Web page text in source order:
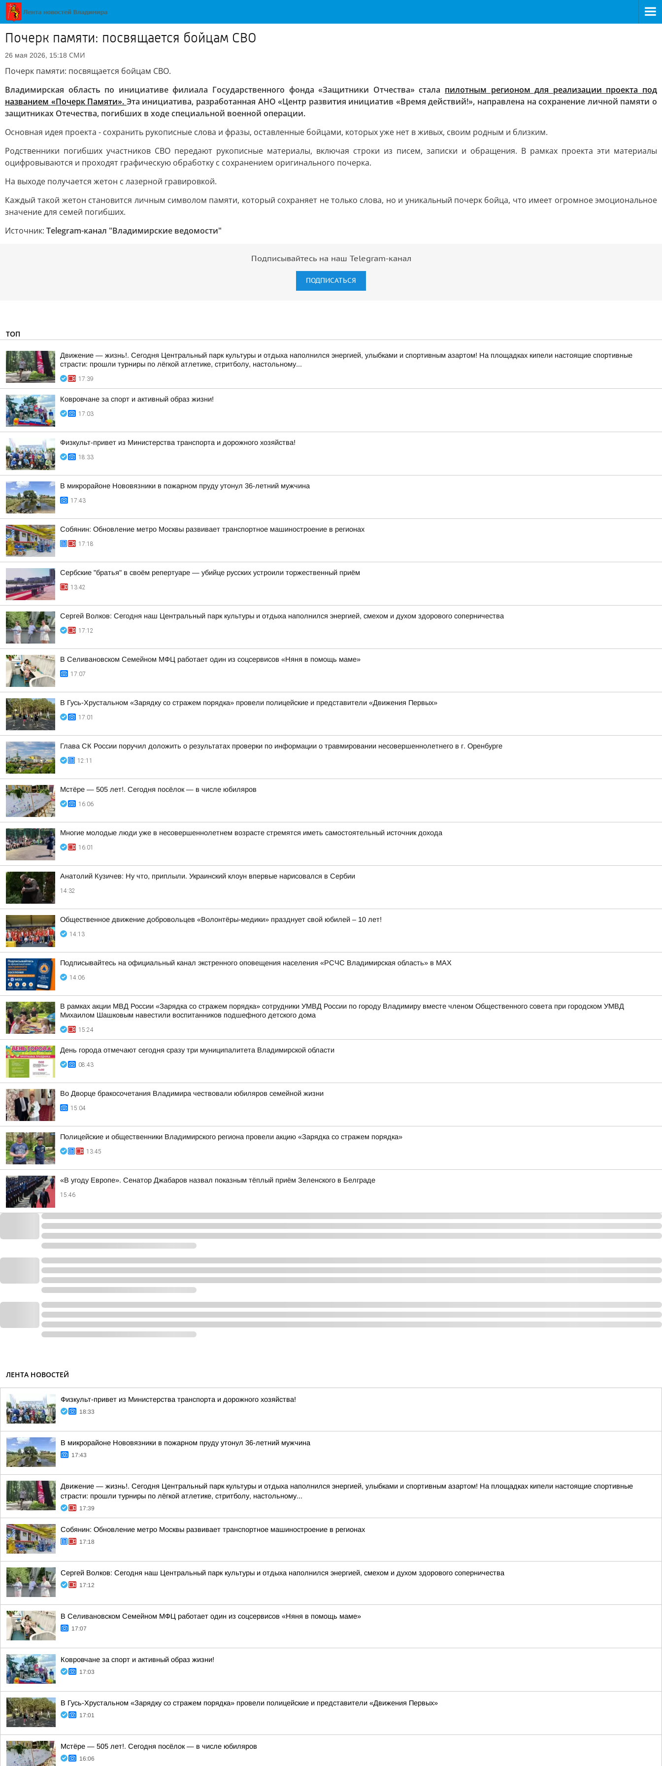
Почерк памяти: посвящается бойцам СВО
26 мая 2026, 15:18 СМИ
Почерк памяти: посвящается бойцам СВО.
Владимирская область по инициативе филиала Государственного фонда «Защитники Отчества» стала пилотным регионом для реализации проекта под
названием «Почерк Памяти». Эта инициатива, разработанная АНО «Центр развития инициатив «Время действий!», направлена на сохранение личной памяти о
защитниках Отечества, погибших в ходе специальной военной операции.
Основная идея проекта - сохранить рукописные слова и фразы, оставленные бойцами, которых уже нет в живых, своим родным и близким.
Родственники погибших участников СВО передают рукописные материалы, включая строки из писем, записки и обращения. В рамках проекта эти материалы
оцифровываются и проходят графическую обработку с сохранением оригинального почерка.
На выходе получается жетон с лазерной гравировкой.
Каждый такой жетон становится личным символом памяти, который сохраняет не только слова, но и уникальный почерк бойца, что имеет огромное эмоциональное
значение для семей погибших.
Источник: Telegram-канал "Владимирские ведомости"
Подписывайтесь на наш Telegram-канал
ПОДПИСАТЬСЯ
ТОП
Движение — жизнь!. Сегодня Центральный парк культуры и отдыха наполнился энергией, улыбками и спортивным азартом! На площадках кипели настоящие спортивные
страсти: прошли турниры по лёгкой атлетике, стритболу, настольному...
17:39
Ковровчане за спорт и активный образ жизни!
17:03
Физкульт-привет из Министерства транспорта и дорожного хозяйства!
18:33
В микрорайоне Нововязники в пожарном пруду утонул 36-летний мужчина
17:43
Собянин: Обновление метро Москвы развивает транспортное машиностроение в регионах
17:18
Сербские "братья" в своём репертуаре — убийце русских устроили торжественный приём
13:42
Сергей Волков: Сегодня наш Центральный парк культуры и отдыха наполнился энергией, смехом и духом здорового соперничества
17:12
В Селивановском Семейном МФЦ работает один из соцсервисов «Няня в помощь маме»
17:07
В Гусь-Хрустальном «Зарядку со стражем порядка» провели полицейские и представители «Движения Первых»
17:01
Глава СК России поручил доложить о результатах проверки по информации о травмировании несовершеннолетнего в г. Оренбурге
12:11
Мстёре — 505 лет!. Сегодня посёлок — в числе юбиляров
16:06
Многие молодые люди уже в несовершеннолетнем возрасте стремятся иметь самостоятельный источник дохода
16:01
Анатолий Кузичев: Ну что, приплыли. Украинский клоун впервые нарисовался в Сербии
14:32
Общественное движение добровольцев «Волонтёры-медики» празднует свой юбилей – 10 лет!
14:13
Подписывайтесь на официальный канал экстренного оповещения населения «РСЧС Владимирская область» в МАХ
14:06
В рамках акции МВД России «Зарядка со стражем порядка» сотрудники УМВД России по городу Владимиру вместе членом Общественного совета при городском УМВД
Михаилом Шашковым навестили воспитанников подшефного детского дома
15:24
День города отмечают сегодня сразу три муниципалитета Владимирской области
08:43
Во Дворце бракосочетания Владимира чествовали юбиляров семейной жизни
15:04
Полицейские и общественники Владимирского региона провели акцию «Зарядка со стражем порядка»
13:45
«В угоду Европе». Сенатор Джабаров назвал показным тёплый приём Зеленского в Белграде
15:46
ЛЕНТА НОВОСТЕЙ
Физкульт-привет из Министерства транспорта и дорожного хозяйства!
18:33
В микрорайоне Нововязники в пожарном пруду утонул 36-летний мужчина
17:43
Движение — жизнь!. Сегодня Центральный парк культуры и отдыха наполнился энергией, улыбками и спортивным азартом! На площадках кипели настоящие спортивные
страсти: прошли турниры по лёгкой атлетике, стритболу, настольному...
17:39
Собянин: Обновление метро Москвы развивает транспортное машиностроение в регионах
17:18
Сергей Волков: Сегодня наш Центральный парк культуры и отдыха наполнился энергией, смехом и духом здорового соперничества
17:12
В Селивановском Семейном МФЦ работает один из соцсервисов «Няня в помощь маме»
17:07
Ковровчане за спорт и активный образ жизни!
17:03
В Гусь-Хрустальном «Зарядку со стражем порядка» провели полицейские и представители «Движения Первых»
17:01
Мстёре — 505 лет!. Сегодня посёлок — в числе юбиляров
16:06